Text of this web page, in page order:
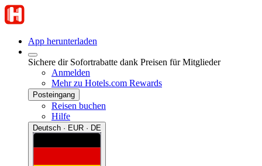
App herunterladen
Sichere dir Sofortrabatte dank Preisen für Mitglieder
Anmelden
Mehr zu Hotels.com Rewards
Posteingang
Reisen buchen
Hilfe
Deutsch · EUR · DE